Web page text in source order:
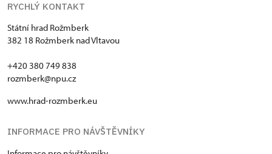
RYCHLÝ KONTAKT
Státní hrad Rožmberk
382 18 Rožmberk nad Vltavou
+420 380 749 838
rozmberk@npu.cz
www.hrad-rozmberk.eu
INFORMACE PRO NÁVŠTĚVNÍKY